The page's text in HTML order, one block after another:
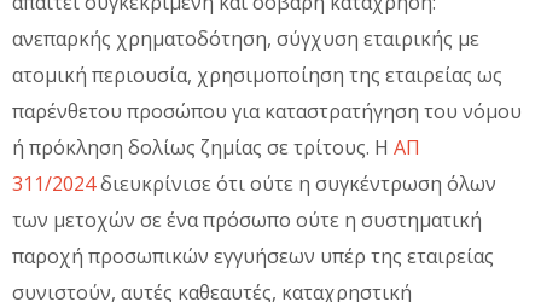
ανεπαρκής χρηματοδότηση, σύγχυση εταιρικής με
ατομική περιουσία, χρησιμοποίηση της εταιρείας ως
παρένθετου προσώπου για καταστρατήγηση του νόμου
ή πρόκληση δολίως ζημίας σε τρίτους. Η ΑΠ
311/2024διευκρίνισε ότι ούτε η συγκέντρωση όλων
των μετοχών σε ένα πρόσωπο ούτε η συστηματική
παροχή προσωπικών εγγυήσεων υπέρ της εταιρείας
συνιστούν, αυτές καθεαυτές, καταχρηστική